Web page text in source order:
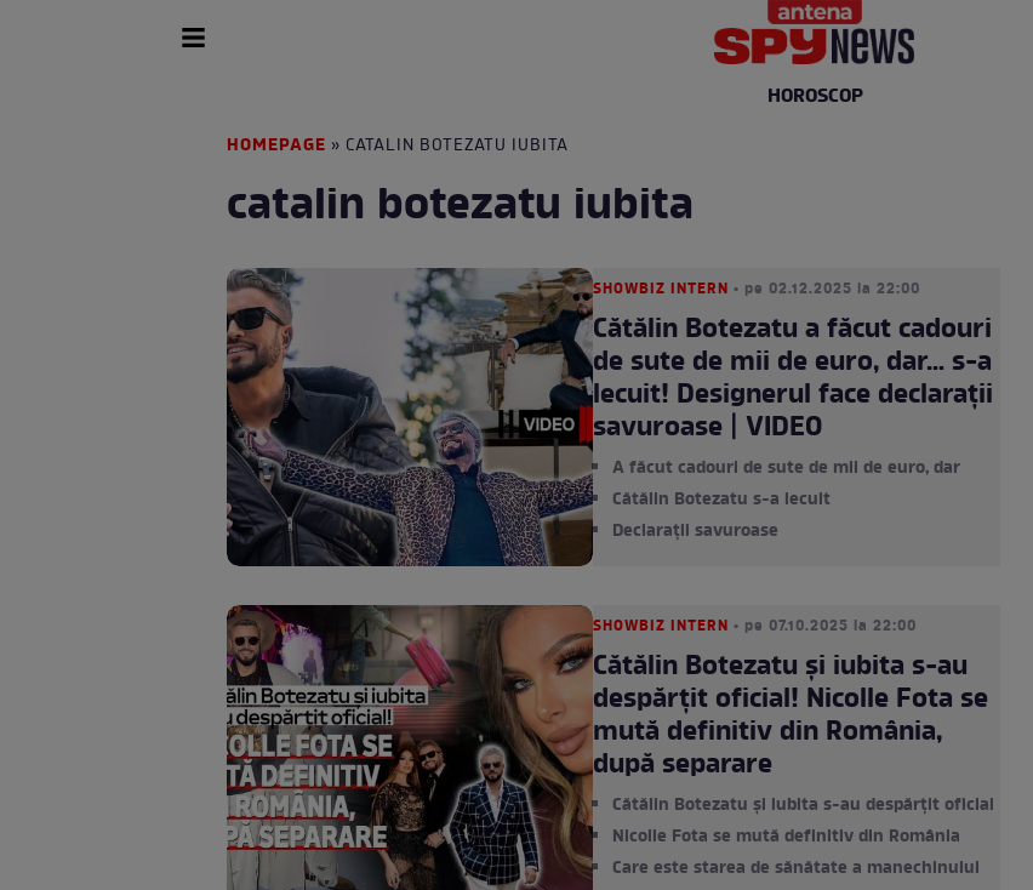
HOROSCOP
HOMEPAGE » CATALIN BOTEZATU IUBITA
catalin botezatu iubita
SHOWBIZ INTERN • pe 02.12.2025 la 22:00
Cătălin Botezatu a făcut cadouri
de sute de mii de euro, dar… s-a
lecuit! Designerul face declarații
savuroase | VIDEO
A făcut cadouri de sute de mii de euro, dar
Cătălin Botezatu s-a lecuit
Declarații savuroase
SHOWBIZ INTERN • pe 07.10.2025 la 22:00
Cătălin Botezatu și iubita s-au
despărțit oficial! Nicolle Fota se
mută definitiv din România,
după separare
Cătălin Botezatu și iubita s-au despărțit oficial
Nicolle Fota se mută definitiv din România
Care este starea de sănătate a manechinului